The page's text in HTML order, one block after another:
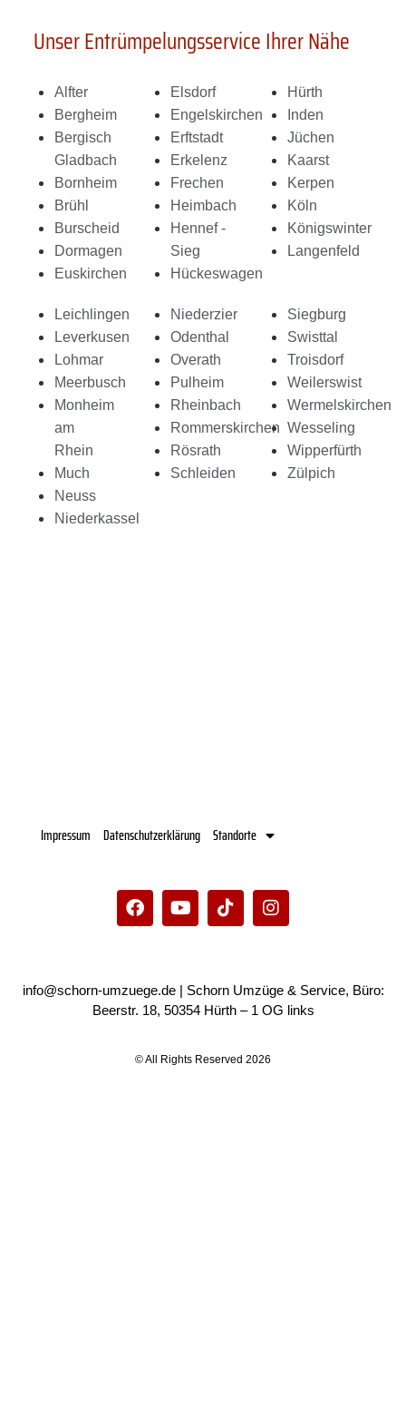
Unser Entrümpelungsservice Ihrer Nähe
Alfter
Bergheim
Bergisch
Gladbach
Bornheim
Brühl
Burscheid
Dormagen
Euskirchen
Elsdorf
Engelskirchen
Erftstadt
Erkelenz
Frechen
Heimbach
Hennef -
Sieg
Hückeswagen
Hürth
Inden
Jüchen
Kaarst
Kerpen
Köln
Königswinter
Langenfeld
Leichlingen
Leverkusen
Lohmar
Meerbusch
Monheim
am
Rhein
Much
Neuss
Niederkassel
Niederzier
Odenthal
Overath
Pulheim
Rheinbach
Rommerskirchen
Rösrath
Schleiden
Siegburg
Swisttal
Troisdorf
Weilerswist
Wermelskirchen
Wesseling
Wipperfürth
Zülpich
Impressum Datenschutzerklärung Standorte
info@schorn-umzuege.de| Schorn Umzüge & Service, Büro:
Beerstr. 18, 50354 Hürth – 1 OG links
© All Rights Reserved 2026